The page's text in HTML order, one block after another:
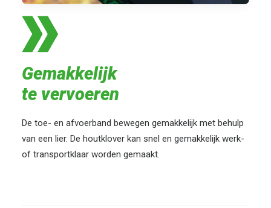
Gemakkelijk
te vervoeren
De toe- en afvoerband bewegen gemakkelijk met behulp
van een lier. De houtklover kan snel en gemakkelijk werk-
of transportklaar worden gemaakt.